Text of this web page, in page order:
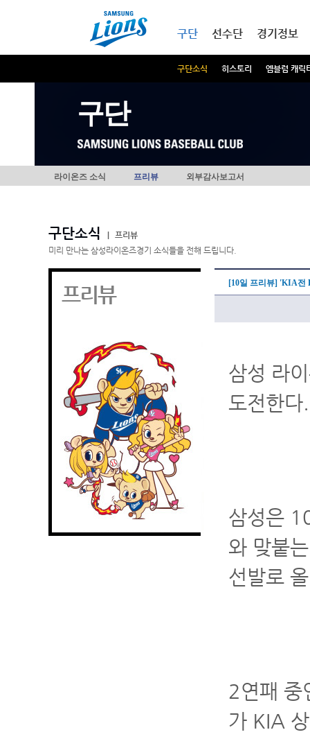
구단
구단소식 히스토리 엠블럼 캐릭
선수단 경기정보
구단
라이온즈 소식 프리뷰 외부감사보고서
구단소식
프리뷰
미리 만나는 삼성라이온즈경기 소식들을 전해 드립니다.
프리뷰 [10일 프리뷰] 'KIA전
삼성 라
도전한다.
삼성은
와 맞붙
선발로
2연패 중
가 KIA